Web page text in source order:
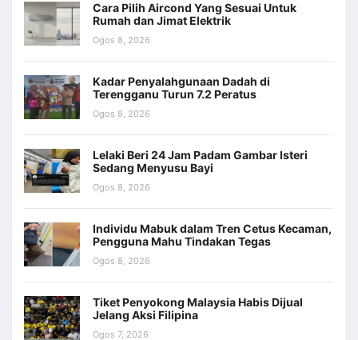
Cara Pilih Aircond Yang Sesuai Untuk
Rumah dan Jimat Elektrik
Ogos 8, 2026
Kadar Penyalahgunaan Dadah di
Terengganu Turun 7.2 Peratus
Ogos 8, 2026
Lelaki Beri 24 Jam Padam Gambar Isteri
Sedang Menyusu Bayi
Ogos 8, 2026
Individu Mabuk dalam Tren Cetus Kecaman,
Pengguna Mahu Tindakan Tegas
Ogos 8, 2026
Tiket Penyokong Malaysia Habis Dijual
Jelang Aksi Filipina
Ogos 7, 2026